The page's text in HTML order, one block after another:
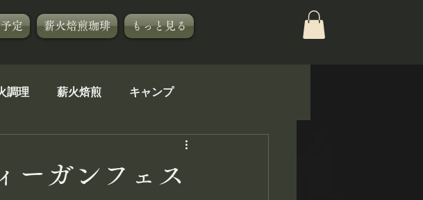
定 薪火焙煎珈琲 もっと見る
調理 薪火焙煎 キャンプ
ーガンフェス